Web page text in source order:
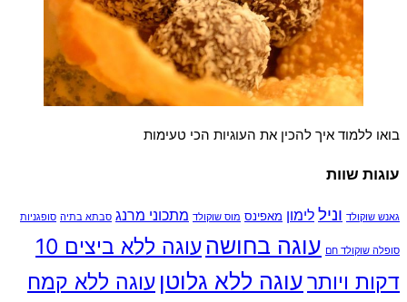
בואו ללמוד איך להכין את העוגיות הכי טעימות
עוגות שוות
גאנש שוקולד וניל לימון מאפינס מוס שוקולד מתכוני מרנג סבתא בתיה סופגניות
סופלה שוקולד חם עוגה בחושה
עוגה ללא ביצים 10
דקות ויותרעוגה ללא גלוטן עוגה ללא קמח